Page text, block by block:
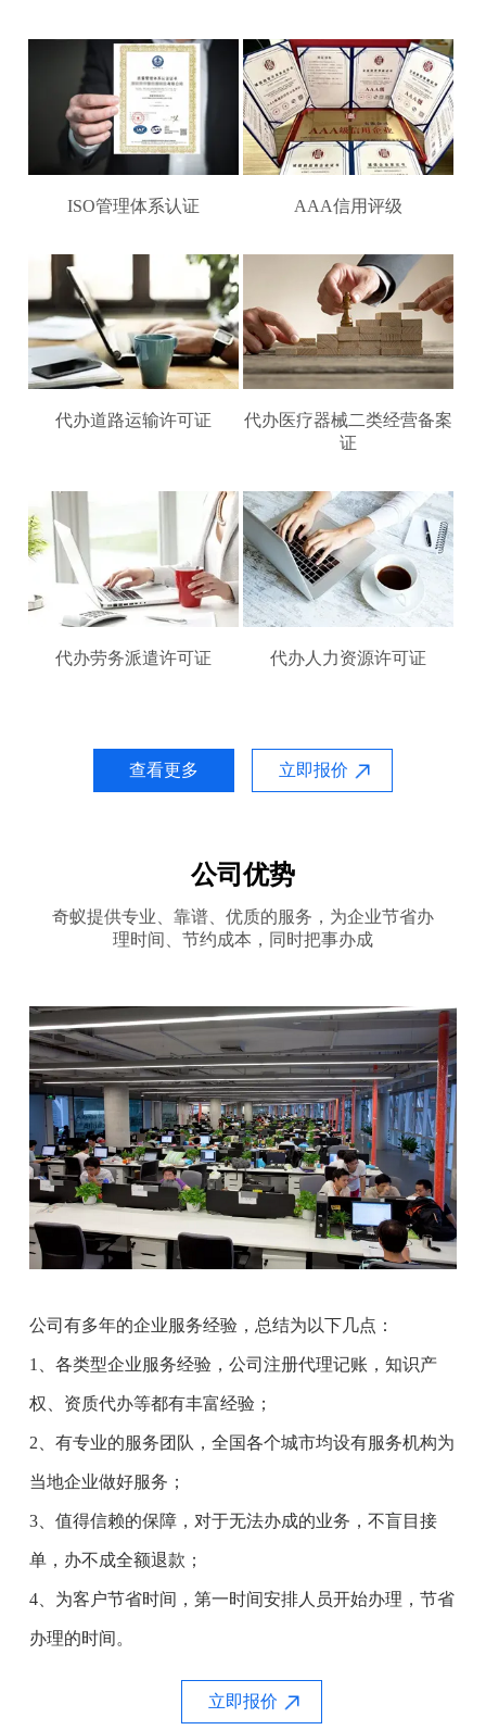
ISO管理体系认证 AAA信用评级
代办道路运输许可证
代办医疗器械二类经营备案
证
代办劳务派遣许可证 代办人力资源许可证
查看更多 立即报价
公司优势
奇蚁提供专业、靠谱、优质的服务，为企业节省办
理时间、节约成本，同时把事办成
公司有多年的企业服务经验，总结为以下几点：
1、各类型企业服务经验，公司注册代理记账，知识产
权、资质代办等都有丰富经验；
2、有专业的服务团队，全国各个城市均设有服务机构为
当地企业做好服务；
3、值得信赖的保障，对于无法办成的业务，不盲目接
单，办不成全额退款；
4、为客户节省时间，第一时间安排人员开始办理，节省
办理的时间。
立即报价